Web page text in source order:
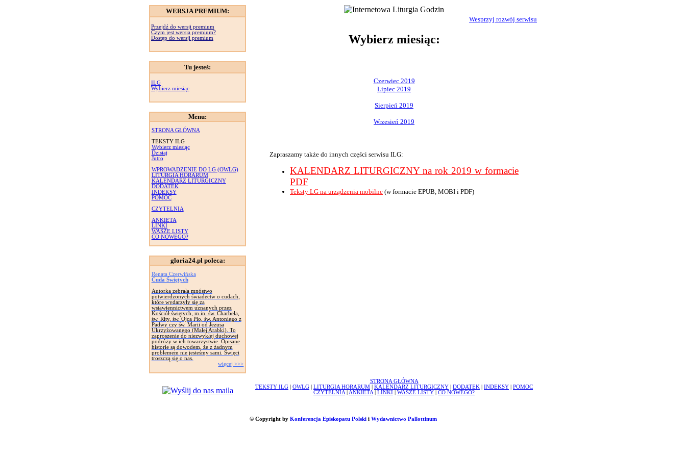
WERSJA PREMIUM:
Przejdź do wersji premium
Czym jest wersja premium?
Dostęp do wersji premium
Tu jesteś:
ILG
Wybierz miesiąc
Menu:
STRONA GŁÓWNA
TEKSTY ILG
Wybierz miesiąc
Dzisiaj
Jutro
WPROWADZENIE DO LG (OWLG)
LITURGIA HORARUM
KALENDARZ LITURGICZNY
DODATEK
INDEKSY
POMOC
CZYTELNIA
ANKIETA
LINKI
WASZE LISTY
CO NOWEGO?
gloria24.pl poleca:
Renata Czerwińska
Cuda Świętych
Autorka zebrała mnóstwo
potwierdzonych świadectw o cudach,
które wydarzyły się za
wstawiennictwem uznanych przez
Kościół świętych, m.in. św. Charbela,
św. Rity, św. Ojca Pio, św. Antoniego z
Padwy czy św. Marii od Jezusa
Ukrzyżowanego (Małej Arabki). To
zaproszenie do niezwykłej duchowej
podróży w ich towarzystwie. Opisane
historie są dowodem, że z żadnym
problemem nie jesteśmy sami. Święci
troszczą się o nas.
więcej >>>
Wesprzyj rozwój serwisu
Wybierz miesiąc:
Czerwiec 2019
Lipiec 2019
Sierpień 2019
Wrzesień 2019
Zapraszamy także do innych części serwisu ILG:
KALENDARZ LITURGICZNY na rok 2019 w formacie
PDF
Teksty LG na urządzenia mobilne (w formacie EPUB, MOBI i PDF)
STRONA GŁÓWNA
TEKSTY ILG
OWLG LITURGIA HORARUM KALENDARZ LITURGICZNY DODATEK INDEKSY
POMOC
CZYTELNIA
ANKIETA LINKI WASZE LISTY CO NOWEGO?
© Copyright by Konferencja Episkopatu Polskii Wydawnictwo Pallottinum